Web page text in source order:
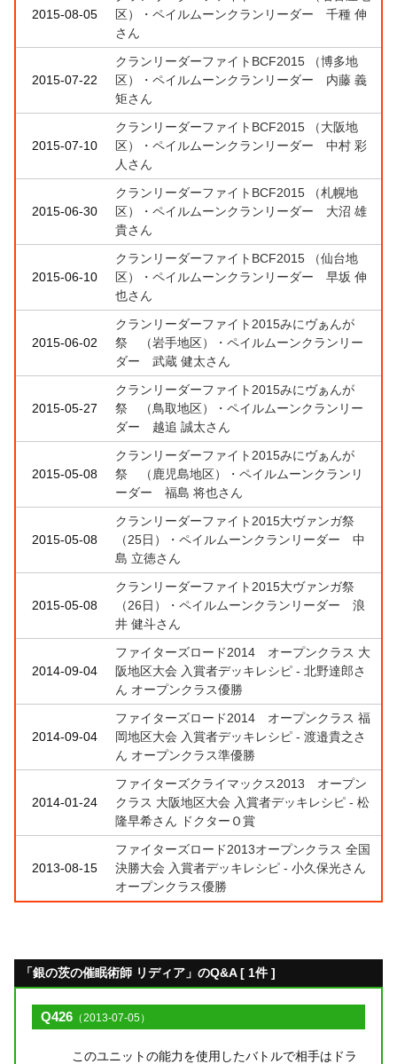
2015-08-05
区）・ペイルムーンクランリーダー 千種 伸
さん
2015-07-22
クランリーダーファイトBCF2015 （博多地
区）・ペイルムーンクランリーダー 内藤 義
矩さん
2015-07-10
クランリーダーファイトBCF2015 （大阪地
区）・ペイルムーンクランリーダー 中村 彩
人さん
2015-06-30
クランリーダーファイトBCF2015 （札幌地
区）・ペイルムーンクランリーダー 大沼 雄
貴さん
2015-06-10
クランリーダーファイトBCF2015 （仙台地
区）・ペイルムーンクランリーダー 早坂 伸
也さん
2015-06-02
クランリーダーファイト2015みにヴぁんが
祭 （岩手地区）・ペイルムーンクランリー
ダー 武蔵 健太さん
2015-05-27
クランリーダーファイト2015みにヴぁんが
祭 （鳥取地区）・ペイルムーンクランリー
ダー 越追 誠太さん
2015-05-08
クランリーダーファイト2015みにヴぁんが
祭 （鹿児島地区）・ペイルムーンクランリ
ーダー 福島 将也さん
2015-05-08
クランリーダーファイト2015大ヴァンガ祭
（25日）・ペイルムーンクランリーダー 中
島 立徳さん
2015-05-08
クランリーダーファイト2015大ヴァンガ祭
（26日）・ペイルムーンクランリーダー 浪
井 健斗さん
2014-09-04
ファイターズロード2014 オープンクラス 大
阪地区大会 入賞者デッキレシピ - 北野達郎さ
ん オープンクラス優勝
2014-09-04
ファイターズロード2014 オープンクラス 福
岡地区大会 入賞者デッキレシピ - 渡邉貴之さ
ん オープンクラス準優勝
2014-01-24
ファイターズクライマックス2013 オープン
クラス 大阪地区大会 入賞者デッキレシピ - 松
隆早希さん ドクターＯ賞
2013-08-15
ファイターズロード2013オープンクラス 全国
決勝大会 入賞者デッキレシピ - 小久保光さん
オープンクラス優勝
「銀の茨の催眠術師 リディア」のQ&A [ 1件 ]
Q426 （2013-07-05）
このユニットの能力を使用したバトルで相手はドラ